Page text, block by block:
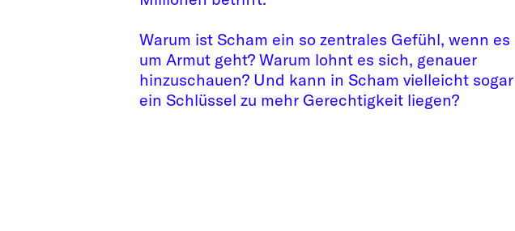
Warum ist Scham ein so zentrales Gefühl, wenn es
um Armut geht? Warum lohnt es sich, genauer
hinzuschauen? Und kann in Scham vielleicht sogar
ein Schlüssel zu mehr Gerechtigkeit liegen?